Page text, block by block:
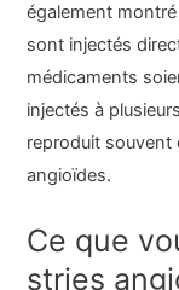
également
sont injectés
médicaments
injectés à
reproduit souvent
angioïdes.
Ce que
stries